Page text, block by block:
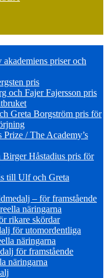
akademiens priser och
pris
och Fajer Fajersson pris
Greta Borgström pris för
/ The Academy’s
Håstadius pris för
till Ulf och Greta
– för framstående
näringarna
rikare skördar
för utomordentliga
näringarna
för framstående
näringarna